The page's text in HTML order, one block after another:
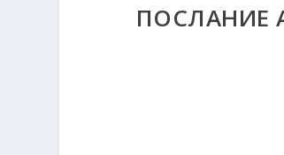
ПОСЛАНИЕ